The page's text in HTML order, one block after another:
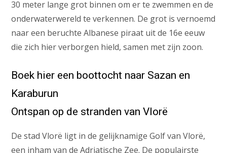
30 meter lange grot binnen om er te zwemmen en de
onderwaterwereld te verkennen. De grot is vernoemd
naar een beruchte Albanese piraat uit de 16e eeuw
die zich hier verborgen hield, samen met zijn zoon.
Boek hier een boottocht naar Sazan en
Karaburun
Ontspan op de stranden van Vlorë
De stad Vlorë ligt in de gelijknamige Golf van Vlorë,
een inham van de Adriatische Zee. De populairste